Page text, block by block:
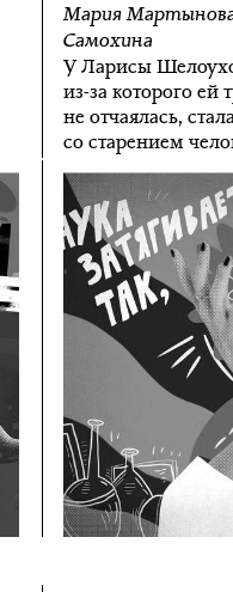
Мария
Самохина
У Ларисы
из-за которого ей
не отчаялась,
со старением